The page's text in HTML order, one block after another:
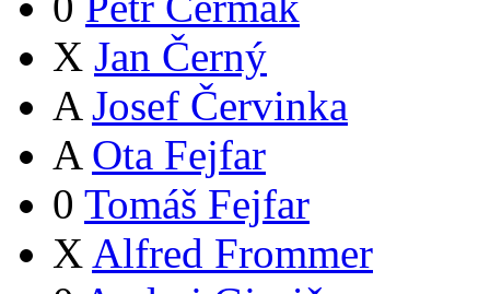
X Jan Černý
A Josef Červinka
A Ota Fejfar
0 Tomáš Fejfar
X Alfred Frommer